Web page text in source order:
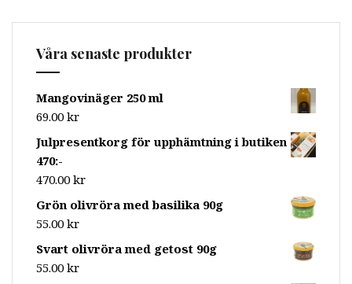
Våra senaste produkter
Mangovinäger 250 ml
69.00 kr
Julpresentkorg för upphämtning i butiken
470:-
470.00 kr
Grön olivröra med basilika 90g
55.00 kr
Svart olivröra med getost 90g
55.00 kr